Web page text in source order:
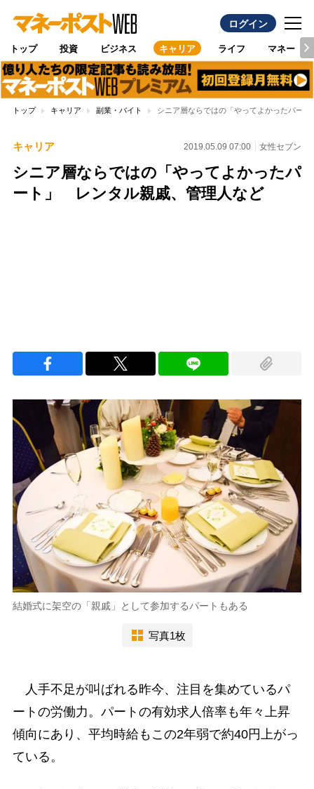
ログイン
トップ 投資 ビジネス キャリア ライフ マネー
トップ キャリア 副業・バイト シニア層ならではの「やってよかったパー
キャリア 2019.05.09 07:00 女性セブン
シニア層ならではの「やってよかったパ
ート」 レンタル親戚、管理人など
結婚式に架空の「親戚」として参加するパートもある
写真1枚
人手不足が叫ばれる昨今、注目を集めているパ
ートの労働力。パートの有効求人倍率も年々上昇
傾向にあり、平均時給もこの2年弱で約40円上がっ
ている。